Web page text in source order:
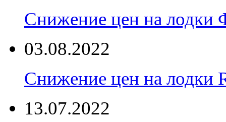
Снижение цен на
03.08.2022
Снижение цен на лодки
13.07.2022